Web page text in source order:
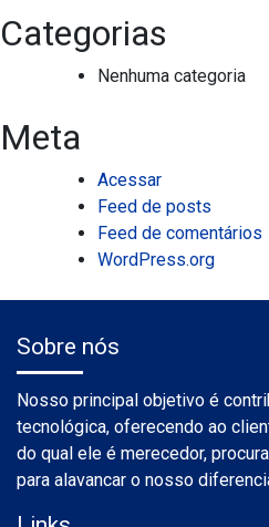
Categorias
Nenhuma categoria
Meta
Acessar
Feed de posts
Feed de comentários
WordPress.org
Sobre nós
Nosso principal objetivo é
tecnológica, oferecendo ao
do qual ele é merecedor,
para alavancar o nosso